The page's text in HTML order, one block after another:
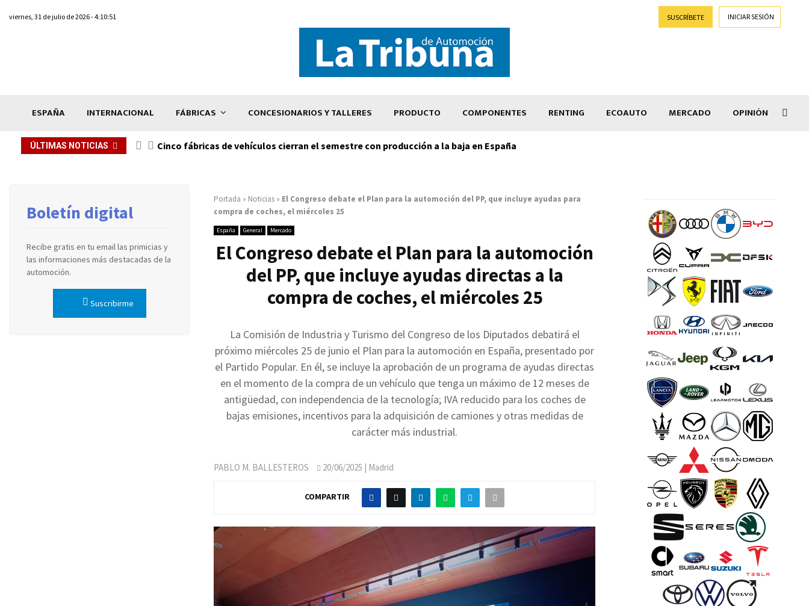
viernes, 31 de julio de 2026 - 4:10:51 SUSCRÍBETE INICIAR SESIÓN
ESPAÑA INTERNACIONAL FÁBRICAS CONCESIONARIOS Y TALLERES PRODUCTO COMPONENTES RENTING ECOAUTO MERCADO OPINIÓN
ÚLTIMAS NOTICIAS Cinco fábricas de vehículos cierran el semestre con producción a la baja en España
Portada » Noticias » El Congreso debate el Plan para la automoción del PP, que incluye ayudas para
compra de coches, el miércoles 25
España General Mercado
El Congreso debate el Plan para la automoción
del PP, que incluye ayudas directas a la
compra de coches, el miércoles 25
La Comisión de Industria y Turismo del Congreso de los Diputados debatirá el
próximo miércoles 25 de junio el Plan para la automoción en España, presentado por
el Partido Popular. En él, se incluye la aprobación de un programa de ayudas directas
en el momento de la compra de un vehículo que tenga un máximo de 12 meses de
antigüedad, con independencia de la tecnología; IVA reducido para los coches de
bajas emisiones, incentivos para la adquisición de camiones y otras medidas de
carácter más industrial.
PABLO M. BALLESTEROS 20/06/2025 | Madrid
COMPARTIR
Boletín digital
Recibe gratis en tu email las primicias y
las informaciones más destacadas de la
automoción.
Suscribirme